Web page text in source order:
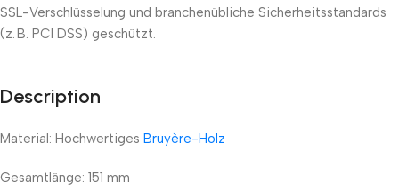
SSL-Verschlüsselung und branchenübliche Sicherheitsstandards
(z. B. PCI DSS) geschützt.
Unbeatable offers
Black Friday Blowout!
Description
Material: Hochwertiges Bruyère-Holz
Gesamtlänge: 151 mm